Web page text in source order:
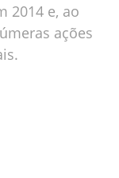
2014 e, ao
ações